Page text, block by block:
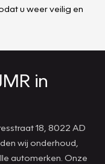
u weer veilig en
in
18, 8022 AD
wij onderhoud,
automerken. Onze